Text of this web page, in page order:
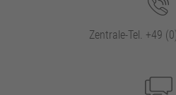
Zentrale-Tel. +49